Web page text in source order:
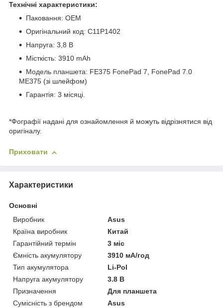
Технічні характеристики:
Паковання: OEM
Оригінальний код: C11P1402
Напруга: 3,8 В
Місткість: 3910 mAh
Модель планшета: FE375 FonePad 7, FonePad 7.0
ME375 (зі шлейфом)
Гарантія: 3 місяці.
*Фографії надані для ознайомлення й можуть відрізнятися від
оригіналу.
Приховати
Характеристики
Основні
Виробник
Asus
Країна виробник
Китай
Гарантійний термін
3 міс
Ємність акумулятору
3910 мА/год
Тип акумулятора
Li-Pol
Напруга акумулятору
3.8 В
Призначення
Для планшета
Сумісність з брендом
Asus